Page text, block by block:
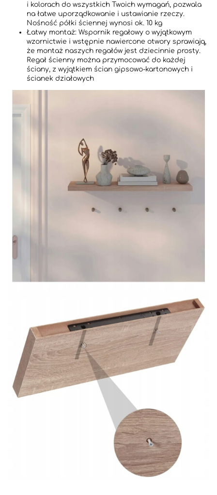
i kolorach do wszystkich Twoich wymagań, pozwala
na łatwe uporządkowanie i ustawianie rzeczy.
Nośność półki ściennej wynosi ok. 10 kg
Łatwy montaż: Wspornik regałowy o wyjątkowym
wzornictwie i wstępnie nawiercone otwory sprawiają,
że montaż naszych regałów jest dziecinnie prosty.
Regał ścienny można przymocować do każdej
ściany, z wyjątkiem ścian gipsowo-kartonowych i
ścianek działowych